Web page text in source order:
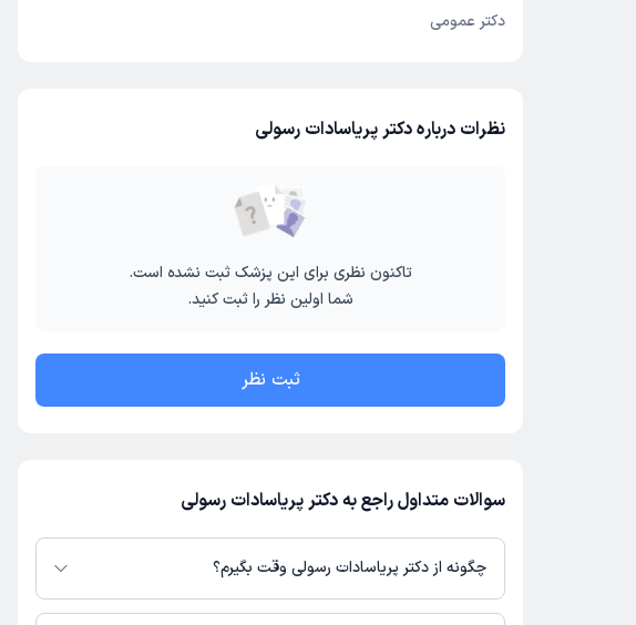
دکتر عمومی
نظرات درباره دکتر پریاسادات رسولی
تاکنون نظری برای این پزشک ثبت نشده است.
شما اولین نظر را ثبت کنید.
ثبت نظر
سوالات متداول راجع به دکتر پریاسادات رسولی
چگونه از دکتر پریاسادات رسولی وقت بگیرم؟
در صورتی کهدکتر پریاسادات رسولیدارای پروفایل فعال و نوبت‌دهی باز در پلتفرم دکترتو